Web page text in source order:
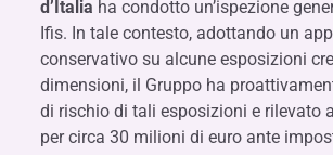
d’Italia ha condotto un’ispezione
Ifis. In tale contesto, adottando un
conservativo su alcune esposizioni
dimensioni, il Gruppo ha
di rischio di tali esposizioni e rilevato
per circa 30 milioni di euro ante